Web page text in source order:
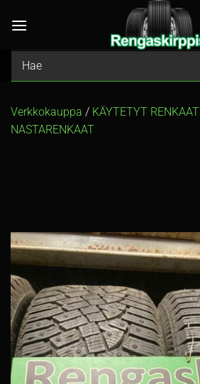
Verkkokauppa / KÄYTETYT RENKAAT
NASTARENKAAT